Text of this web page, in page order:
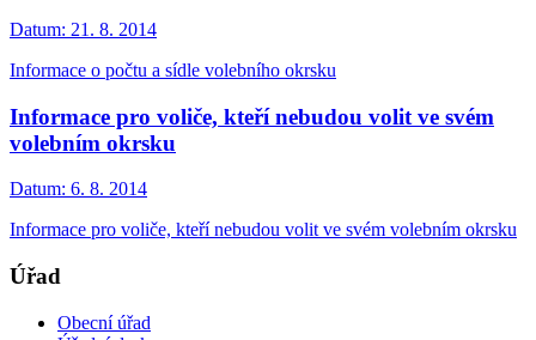
Datum: 21. 8. 2014
Informace o počtu a sídle volebního okrsku
Informace pro voliče, kteří nebudou volit ve svém
volebním okrsku
Datum: 6. 8. 2014
Informace pro voliče, kteří nebudou volit ve svém volebním okrsku
Úřad
Obecní úřad